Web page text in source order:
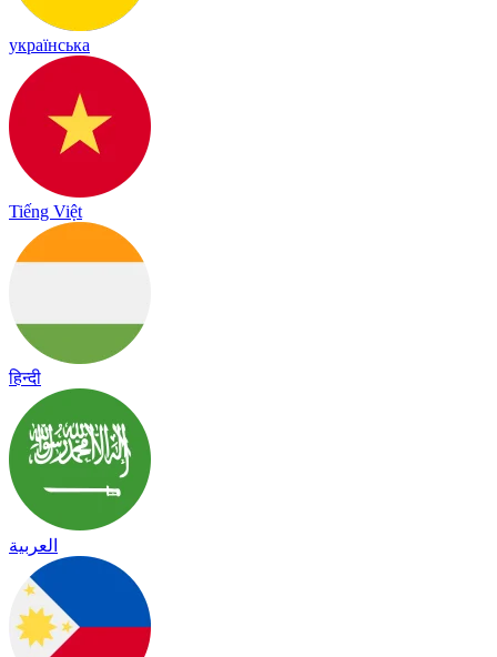
українська
Tiếng Việt
हिन्दी
العربية